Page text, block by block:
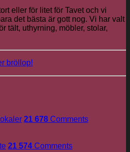
eller för litet för Tavet och vi
det bästa är gott nog. Vi har valt
tält, uthyrning, möbler, stolar,
bröllop!
21 678 Comments
21 574 Comments